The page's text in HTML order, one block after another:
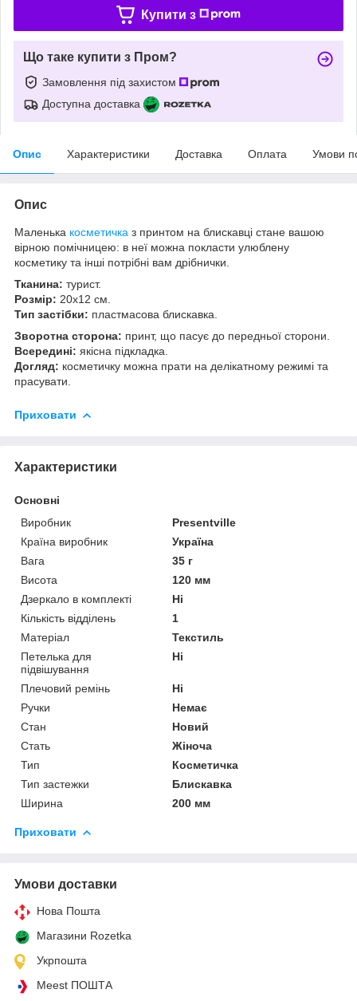
Купити з
Що таке купити з Пром?
Замовлення під захистом
Доступна доставка
Опис Характеристики Доставка Оплата Умови
Опис
Маленька косметичка з принтом на блискавці стане вашою
вірною помічницею: в неї можна покласти улюблену
косметику та інші потрібні вам дрібнички.
Тканина: турист.
Розмір: 20х12 см.
Тип застібки: пластмасова блискавка.
Зворотна сторона: принт, що пасує до передньої сторони.
Всередині: якісна підкладка.
Догляд: косметичку можна прати на делікатному режимі та
прасувати.
Приховати
Характеристики
Основні
Виробник
Presentville
Країна виробник
Україна
Вага
35 г
Висота
120 мм
Дзеркало в комплекті
Ні
Кількість відділень
1
Матеріал
Текстиль
Петелька для
підвішування
Ні
Плечовий ремінь
Ні
Ручки
Немає
Стан
Новий
Стать
Жіноча
Тип
Косметичка
Тип застежки
Блискавка
Ширина
200 мм
Приховати
Умови доставки
Нова Пошта
Магазини Rozetka
Укрпошта
Meest ПОШТА